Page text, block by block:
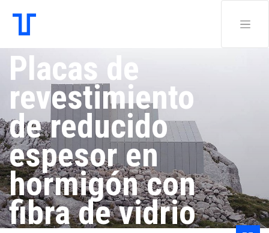
Placas de
revestimiento
de reducido
espesor en
hormigón con
fibra de vidrio